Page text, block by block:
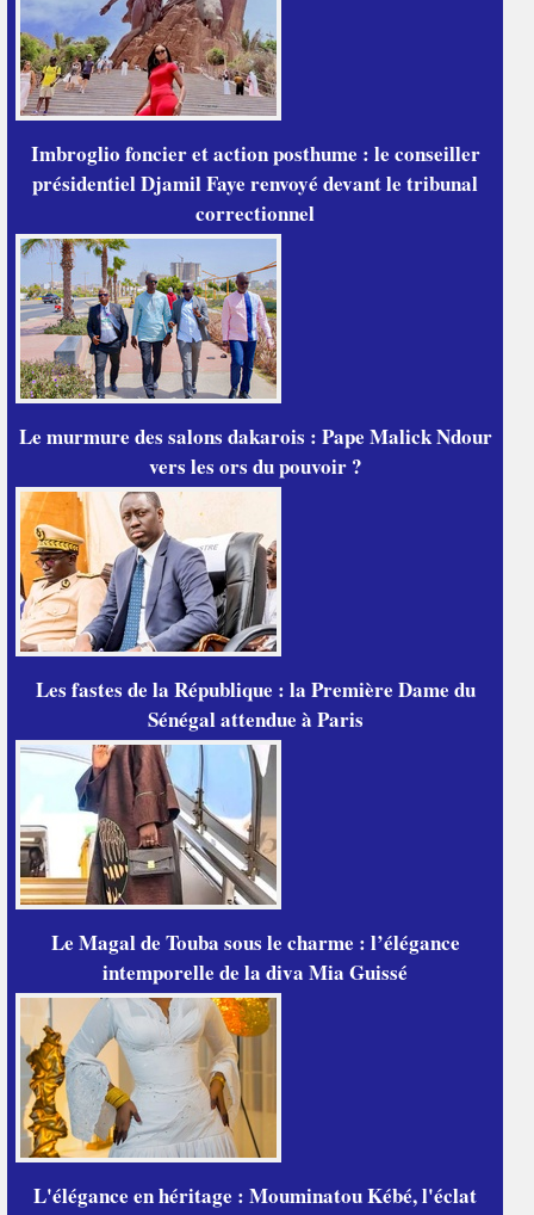
Imbroglio foncier et action posthume : le conseiller
présidentiel Djamil Faye renvoyé devant le tribunal
correctionnel
Le murmure des salons dakarois : Pape Malick Ndour
vers les ors du pouvoir ?
Les fastes de la République : la Première Dame du
Sénégal attendue à Paris
Le Magal de Touba sous le charme : l’élégance
intemporelle de la diva Mia Guissé
L'élégance en héritage : Mouminatou Kébé, l'éclat